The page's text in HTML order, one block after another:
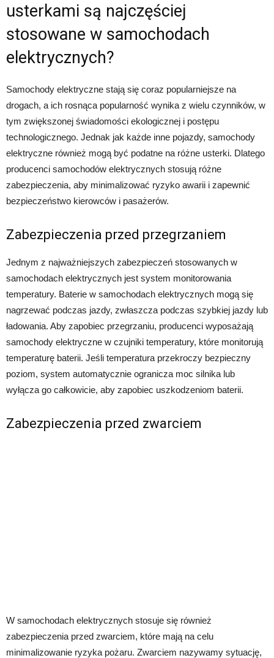
usterkami są najczęściej
stosowane w samochodach
elektrycznych?
Samochody elektryczne stają się coraz popularniejsze na
drogach, a ich rosnąca popularność wynika z wielu czynników, w
tym zwiększonej świadomości ekologicznej i postępu
technologicznego. Jednak jak każde inne pojazdy, samochody
elektryczne również mogą być podatne na różne usterki. Dlatego
producenci samochodów elektrycznych stosują różne
zabezpieczenia, aby minimalizować ryzyko awarii i zapewnić
bezpieczeństwo kierowców i pasażerów.
Zabezpieczenia przed przegrzaniem
Jednym z najważniejszych zabezpieczeń stosowanych w
samochodach elektrycznych jest system monitorowania
temperatury. Baterie w samochodach elektrycznych mogą się
nagrzewać podczas jazdy, zwłaszcza podczas szybkiej jazdy lub
ładowania. Aby zapobiec przegrzaniu, producenci wyposażają
samochody elektryczne w czujniki temperatury, które monitorują
temperaturę baterii. Jeśli temperatura przekroczy bezpieczny
poziom, system automatycznie ogranicza moc silnika lub
wyłącza go całkowicie, aby zapobiec uszkodzeniom baterii.
Zabezpieczenia przed zwarciem
W samochodach elektrycznych stosuje się również
zabezpieczenia przed zwarciem, które mają na celu
minimalizowanie ryzyka pożaru. Zwarciem nazywamy sytuację,